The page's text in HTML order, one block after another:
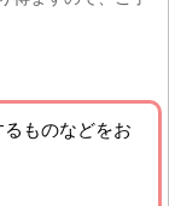
ものなどをお